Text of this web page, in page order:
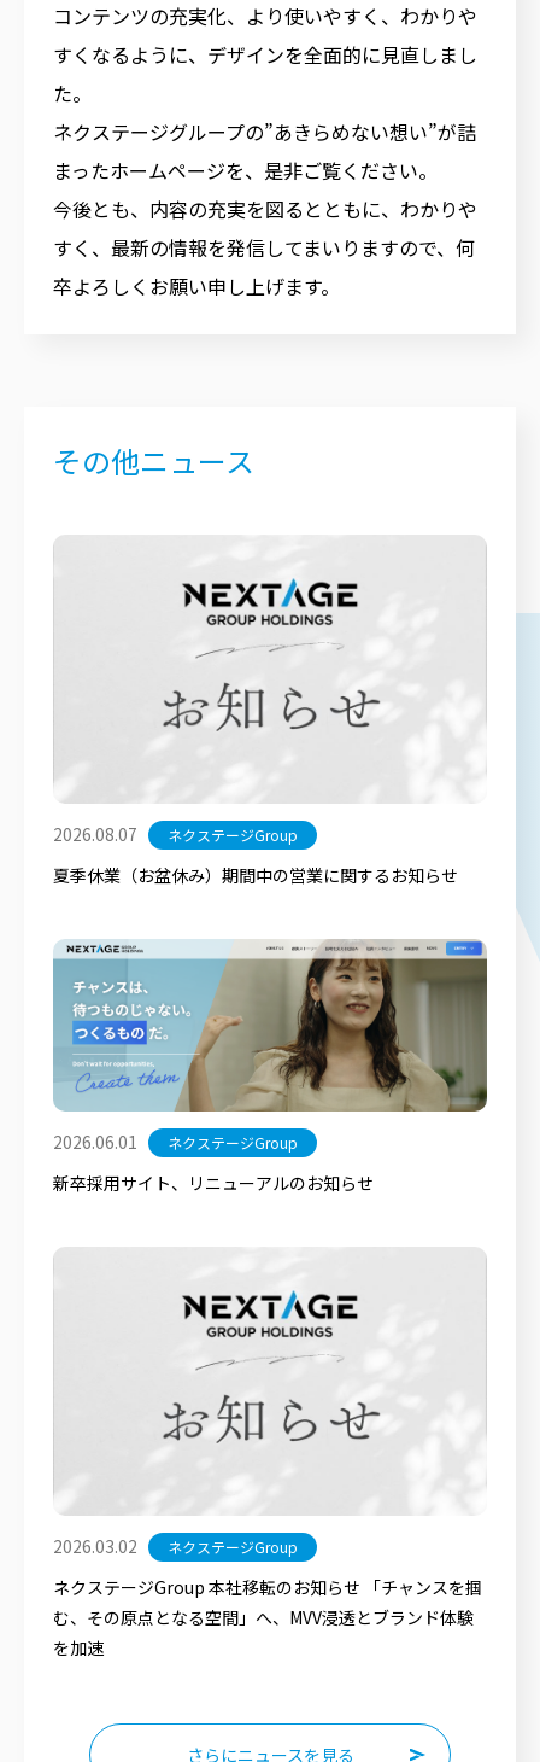
コンテンツの充実化、より使いやすく、わかりや
すくなるように、デザインを全面的に見直しまし
た。
ネクステージグループの”あきらめない想い”が詰
まったホームページを、是非ご覧ください。
今後とも、内容の充実を図るとともに、わかりや
すく、最新の情報を発信してまいりますので、何
卒よろしくお願い申し上げます。
その他ニュース
夏季休業（お盆休み）期間中の営業に関するお知らせ
2026.08.07 ネクステージGroup
新卒採用サイト、リニューアルのお知らせ
2026.06.01 ネクステージGroup
ネクステージGroup 本社移転のお知らせ 「チャンスを掴
む、その原点となる空間」へ、MVV浸透とブランド体験
を加速
2026.03.02 ネクステージGroup
さらにニュースを見る